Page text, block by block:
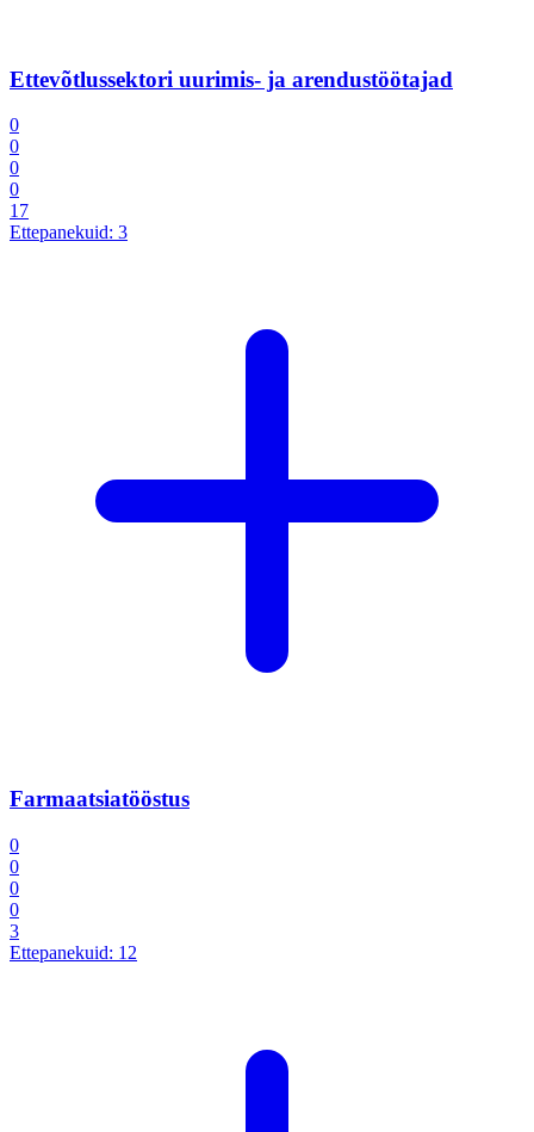
Ettevõtlussektori uurimis- ja arendustöötajad
0
0
0
0
17
Ettepanekuid: 3
Farmaatsiatööstus
0
0
0
0
3
Ettepanekuid: 12